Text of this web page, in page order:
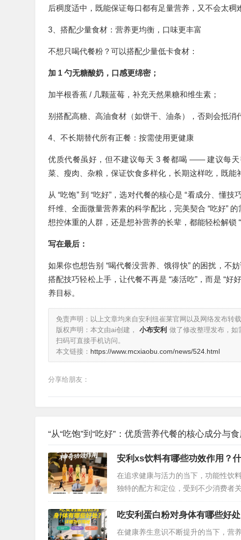
后稠度适中，既能保证每口都有足量营养，又不会太稠
3、搭配少量食材：营养更均衡，口味更丰富
不想只喝代餐粉？可以搭配少量低卡食材：
加 1 勺无糖酸奶，口感更绵密；
加半根香蕉 / 几颗蓝莓，补充天然果糖和维生素；
别搭配高糖、高油食材（如饼干、油条），否则会抵消
4、不长期替代所有正餐：按需使用更健康
优质代餐虽好，但不建议每天 3 餐都喝 —— 建议每
菜、瘦肉、杂粮，保证饮食多样化，长期这样吃，既能
从 “吃饱” 到 “吃好”，选对代餐的核心是 “看成分、懂
纤维、全面微量营养素的科学配比，完美契合 “吃好”
想控体重的人群，还是想补营养的长辈，都能轻松解锁 “
写在最后：
如果你也想告别 “喝代餐没营养、饿得快” 的困扰，
搭配技巧轻松上手，让代餐不再是 “凑活吃”，而是 “好
养目标。
免责声明：以上文章均来自安利纽崔莱官网以及网络发布转
版权声明：本文由ai创建，
小布安利 做了修改整理发布，如
扫码可直接手机访问。
本文链接： https://www.mcxiaobu.com/news/524.html
分享给朋友：
“从“吃饱”到“吃好”：优质营养代餐的核心成分与
安利xs饮料有哪些功效作用？
在追求健康与活力的当下，功能性饮
独特的配方和定位，受到不少消费者
下面将为你详细解读。…
吃安利蛋白粉对身体有哪些好
在健康养生意识不断提升的当下，营